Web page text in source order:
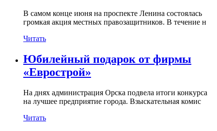
В самом конце июня на проспекте Ленина состоялась
громкая акция местных правозащитников. В течение н
Читать
Юбилейный подарок от фирмы
«Еврострой»
На днях администрация Орска подвела итоги конкурса
на лучшее предприятие города. Взыскательная комис
Читать